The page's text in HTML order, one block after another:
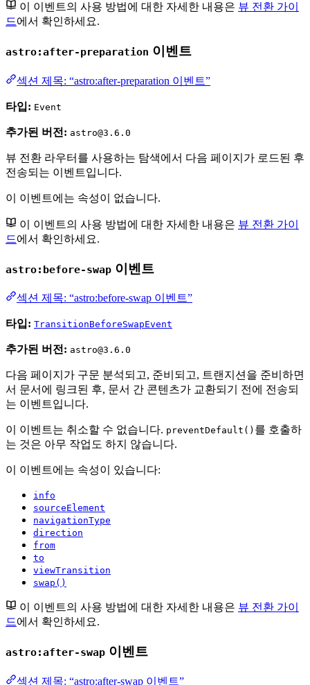
이 이벤트의 사용 방법에 대한 자세한 내용은 뷰 전환 가이
드에서 확인하세요.
astro:after-preparation 이벤트
섹션 제목: “astro:after-preparation 이벤트”
타입: Event
추가된 버전: astro@3.6.0
뷰 전환 라우터를 사용하는 탐색에서 다음 페이지가 로드된 후
전송되는 이벤트입니다.
이 이벤트에는 속성이 없습니다.
이 이벤트의 사용 방법에 대한 자세한 내용은 뷰 전환 가이
드에서 확인하세요.
astro:before-swap 이벤트
섹션 제목: “astro:before-swap 이벤트”
타입: TransitionBeforeSwapEvent
추가된 버전: astro@3.6.0
다음 페이지가 구문 분석되고, 준비되고, 트랜지션을 준비하면
서 문서에 링크된 후, 문서 간 콘텐츠가 교환되기 전에 전송되
는 이벤트입니다.
이 이벤트는 취소할 수 없습니다. preventDefault() 를 호출하
는 것은 아무 작업도 하지 않습니다.
이 이벤트에는 속성이 있습니다:
info
sourceElement
navigationType
direction
from
to
viewTransition
swap()
이 이벤트의 사용 방법에 대한 자세한 내용은 뷰 전환 가이
드에서 확인하세요.
astro:after-swap 이벤트
섹션 제목: “astro:after-swap 이벤트”